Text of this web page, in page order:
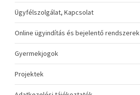
Ügyfélszolgálat, Kapcsolat
Online ügyindítás és bejelentő rendszerek
Gyermekjogok
Projektek